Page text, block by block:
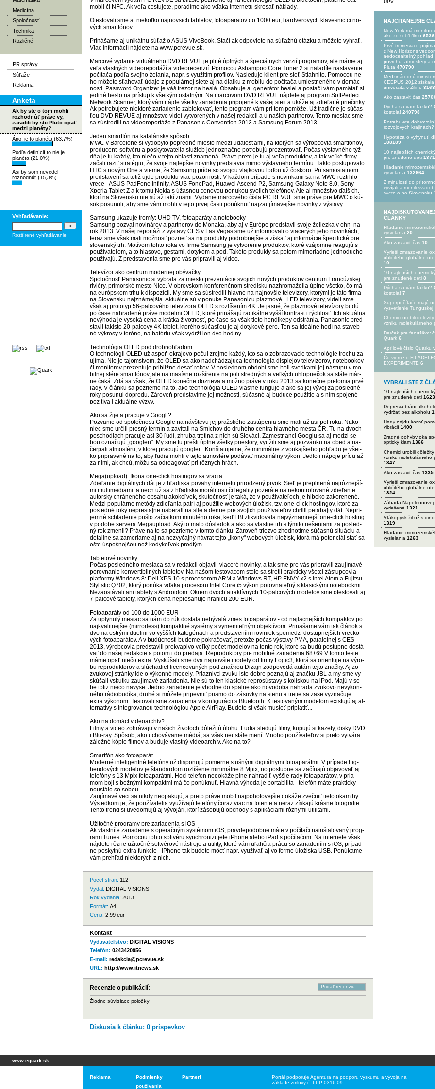
Medicína
Spoločnosť
Technika
Rozličné
PR správy
Súťaže
Reklama
Anketa
Ak by ste o tom mohli
rozhodnúť práve vy,
zaradili by ste Pluto opäť
medzi planéty?
Áno, je to planéta (63,7%)
Podľa definícií to nie je
planéta (21,0%)
Asi by som nevedel
rozhodnúť (15,3%)
Vyhľadávanie:
Rozšírené vyhľadávanie
mo­bil či NFC. Ak ve­ľa ces­tu­je­te, po­ra­dí­me ako vďa­ka inter­ne­tu skre­sať nák­la­dy.
Otes­to­va­li sme aj nie­koľ­ko naj­nov­ších tab­le­tov, fo­toa­pa­rá­tov do 1000 eur, har­dvé­ro­vých klá­ves­níc či no­
vých smar­tfó­nov.
Pri­ná­ša­me aj uni­kát­nu sú­ťaž o ASUS Vi­vo­Book. Sta­čí ak od­po­vie­te na sú­ťaž­nú otáz­ku a mô­že­te vy­hrať.
Viac in­for­má­cií náj­de­te na www.pcre­vue.sk.
Mar­co­vé vy­da­nie vir­tuál­ne­ho DVD RE­VUE je pl­né úpl­ných a špe­ciál­nych ver­zií prog­ra­mov, ale má­me aj
ve­ľa vlas­tných vi­deo­re­por­tá­ží a vi­deo­re­cen­zií. Po­mo­cou As­ham­poo Co­re Tu­ner 2 si na­la­dí­te nas­ta­ve­nie
po­čí­ta­ča pod­ľa svoj­ho že­la­nia, napr. s vy­uži­tím pro­fi­lov. Nas­le­du­je klient pre sieť Stiah­ni­to. Po­mo­cou ne­
ho mô­že­te sťa­ho­vať úda­je z po­pu­lár­nej sie­te aj na di­aľ­ku z mo­bi­lu do po­čí­ta­ča umies­tne­né­ho v do­mác­
nos­ti. Password Or­ga­ni­zer je váš tre­zor na hes­lá. Ob­sa­hu­je aj ge­ne­rá­tor he­siel a pos­ta­čí vám pa­mä­tať si
je­di­né hes­lo na prís­tup k všet­kým os­tat­ným. Na mar­co­vom DVD RE­VUE náj­de­te aj prog­ram Sof­tPer­fect
Network Scan­ner, kto­rý vám náj­de všet­ky za­ria­de­nia pri­po­je­né k va­šej sie­ti a uká­že aj zdie­ľa­né prie­čin­ky.
Ak pot­re­bu­je­te niek­to­ré za­ria­de­nie za­blo­ko­vať, ten­to prog­ram vám pri tom po­mô­že. Už tra­dič­ne je sú­čas­
ťou DVD RE­VUE aj množ­stvo vi­deí vy­tvo­re­ných v na­šej re­dak­cii a u na­šich par­tne­rov. Ten­to me­siac sme
sa sús­tre­di­li na vi­deo­re­por­tá­že z Pa­na­so­nic Con­ven­tion 2013 a Sam­sung Fo­rum 2013.
Je­den smar­tfón na ka­ta­lán­sky spô­sob
MWC v Bar­ce­lo­ne si vy­do­by­lo pop­red­né mies­to me­dzi uda­los­ťa­mi, na kto­rých sa vý­rob­co­via smar­tfó­nov,
pro­du­cen­ti sof­tvé­ru a pos­ky­to­va­te­lia slu­žieb jed­noz­nač­ne pot­re­bu­jú pre­zen­to­vať. Po­čas vý­stav­né­ho týž­
dňa je tu kaž­dý, kto nie­čo v tej­to ob­las­ti zna­me­ná. Prá­ve pre­to je tu aj ve­ľa pro­duk­tov, a tak veľ­ké fir­my
za­ča­li ra­ziť stra­té­giu, že svo­je naj­lep­šie no­vin­ky pred­sta­via mi­mo vý­stav­né­ho ter­mí­nu. Tak­to pos­tu­po­va­lo
HTC s no­vým One a vie­me, že Sam­sung prí­de so svo­jou vlaj­ko­vou lo­ďou už čos­ko­ro. Pri sa­mos­tat­nom
pred­sta­ve­ní sa to­tiž uj­de pro­duk­tu viac po­zor­nos­ti. V kaž­dom prí­pa­de s no­vin­ka­mi sa na MWC roztrhlo
vre­ce - ASUS Pad­Fo­ne In­fi­ni­ty, ASUS Fo­ne­Pad, Huawei As­cend P2, Sam­sung Ga­laxy No­te 8.0, So­ny
Xpe­ria Tab­let Z a k to­mu No­kia s úžas­nou ce­no­vou po­nu­kou svo­jich te­le­fó­nov. Ale aj množ­stvo ďal­ších,
kto­rí na Slo­ven­sku nie sú až ta­kí zná­mi. Vy­da­nie mar­co­vé­ho čís­la PC RE­VUE sme prá­ve pre MWC o kú­
sok po­su­nu­li, aby sme vám moh­li v tej­to pr­vej čas­ti po­núk­nuť naj­zau­jí­ma­vej­šie no­vin­ky z vý­sta­vy.
Sam­sung uka­zu­je trom­fy: UHD TV, fo­toa­pa­rá­ty a no­te­boo­ky
Sam­sung poz­val no­vi­ná­rov a par­tne­rov do Mo­na­ka, aby aj v Euró­pe pred­sta­vil svo­je že­liez­ka v oh­ni na
rok 2013. V na­šej re­por­tá­ži z vý­sta­vy CES v Las Ve­gas sme už in­for­mo­va­li o via­ce­rých je­ho no­vin­kách,
te­raz sme však ma­li mož­nosť po­zrieť sa na pro­duk­ty pod­rob­nej­šie a zís­kať aj in­for­má­cie špe­ci­fic­ké pre
slo­ven­ský trh. Mo­tí­vom toh­to ro­ka vo fir­me Sam­sung je vy­tvo­re­nie pro­duk­tov, kto­ré vzá­jom­ne rea­gu­jú s
pou­ží­va­te­ľom, a to hla­so­vo, ges­ta­mi, do­ty­kom a pod. Ta­ké­to pro­duk­ty sa po­tom mi­mo­riad­ne jed­no­du­cho
pou­ží­va­jú. Z pred­sta­ve­nia sme pre vás prip­ra­vi­li aj vi­deo.
Te­le­ví­zor ako cen­trum mo­der­nej obý­vač­ky
Spo­loč­nosť Pa­na­so­nic si vy­bra­la za mies­to pre­zen­tá­cie svo­jich no­vých pro­duk­tov cen­trum Fran­cúz­skej
ri­vié­ry, prí­mor­ské mes­to Ni­ce. V ob­rov­skom kon­fe­ren­čnom stre­dis­ku naz­hro­maž­di­la úpl­ne všet­ko, čo má
na európ­skom tr­hu k dis­po­zí­cii. My sme sa sús­tre­di­li hlav­ne na naj­nov­šie te­le­ví­zo­ry, kto­rý­mi je tá­to fir­ma
na Slo­ven­sku naj­zná­mej­šia. Ak­tuál­ne sú v po­nu­ke Pa­na­so­ni­cu plaz­mo­vé i LED te­le­ví­zo­ry, vi­de­li sme
však aj pro­to­typ 56-pal­co­vé­ho te­le­ví­zo­ra OLED s roz­lí­še­ním 4K. Je jas­né, že plaz­mo­vé te­le­ví­zo­ry bu­dú
po ča­se nah­ra­de­né prá­ve mo­del­mi OLED, kto­ré pri­ná­ša­jú ra­di­kál­ne vy­šší kon­trast i rých­losť. Ich ak­tuál­na
ne­vý­ho­da je vy­so­ká ce­na a krát­ka ži­vot­nosť, po ča­se sa však tie­to hen­di­ke­py od­strá­nia. Pa­na­so­nic pred­
sta­vil ta­kis­to 20-pal­co­vý 4K tab­let, kto­ré­ho sú­čas­ťou je aj do­ty­ko­vé pe­ro. Ten sa ideál­ne ho­dí na sta­veb­
né vý­kre­sy v te­ré­ne, na ba­té­riu však vy­dr­ží len dve ho­di­ny.
Tech­no­ló­gia OLED pod drob­noh­ľa­dom
O tech­no­ló­gii OLED už as­poň ok­ra­jo­vo po­čul zrej­me kaž­dý, kto sa o zob­ra­zo­va­cie tech­no­ló­gie tro­chu za­
ují­ma. Nie je ta­jom­stvom, že OLED sa ako nad­chá­dza­jú­ca tech­no­ló­gia dis­ple­jov te­le­ví­zo­rov, no­te­boo­kov
či mo­ni­to­rov pre­zen­tu­je prib­liž­ne de­sať ro­kov. V pos­led­nom ob­do­bí sme bo­li sved­ka­mi jej nás­tu­pu v mo­
bil­nej sfé­re smar­tfó­nov, ale na ma­sív­ne roz­ší­re­nie na po­li stred­ných a veľ­kých uh­lo­prie­čok sa stá­le már­
ne ča­ká. Zdá sa však, že OLED ko­neč­ne do­zrie­va a mož­no prá­ve v ro­ku 2013 sa ko­neč­ne pre­lo­mia pr­vé
ľa­dy. V člán­ku sa po­zrie­me na to, ako tech­no­ló­gia OLED vlas­tne fun­gu­je a ako sa jej vý­voj za pos­led­né
ro­ky po­su­nul dop­re­du. Zá­ro­veň pred­sta­ví­me jej mož­nos­ti, sú­čas­né aj bu­dú­ce pou­ži­tie a s ním spo­je­né
po­zi­tí­va i ak­tuál­ne vý­zvy.
Ako sa ži­je a pra­cu­je v Goog­li?
Poz­va­nie od spo­loč­nos­ti Goog­le na náv­šte­vu jej praž­ské­ho za­stú­pe­nia sme ma­li už asi pol ro­ka. Na­ko­
niec sme ur­či­li pres­ný ter­mín a za­ví­ta­li na Smí­chov do dru­hé­ho cen­tra hlav­né­ho mes­ta ČR. Tu na dvoch
pos­chodiach pra­cu­je asi 30 ľu­dí, zhru­ba tre­ti­na z nich sú Slo­vá­ci. Za­mes­tnan­ci Goog­lu sa aj me­dzi se­
bou ozna­ču­jú „goog­le­ri". My sme tu preš­li úpl­ne všet­ky pries­to­ry, vy­uži­li sme aj poz­ván­ku na obed a na­
čer­pa­li at­mos­fé­ru, v kto­rej pra­cu­jú goog­le­ri. Kon­šta­tu­je­me, že mi­ni­mál­ne z von­kaj­šie­ho poh­ľa­du je všet­
ko prip­ra­ve­né na to, aby ľu­dia moh­li v tej­to at­mos­fé­re po­dá­vať maximál­ny vý­kon. Jed­lo i ná­po­je prí­du až
za ni­mi, ak chcú, mô­žu sa od­rea­go­vať pri rôz­nych hrách.
Me­ga(up­load): Iko­na one-click hos­tin­gov sa vra­cia
Zdie­ľa­nie di­gi­tál­nych dát je z hľa­dis­ka po­va­hy inter­ne­tu pri­ro­dze­ný pr­vok. Sieť je prepl­ne­ná naj­rôz­nej­ší­
mi mul­ti­mé­dia­mi, a nech už sa z hľa­dis­ka mo­rál­nos­ti či le­ga­li­ty po­ze­rá­te na ne­kon­tro­lo­va­né zdie­ľa­nie
autor­sky chrá­ne­né­ho ob­sa­hu ako­koľ­vek, sku­toč­nosť je ta­ká, že v pou­ží­va­te­ľoch je hl­bo­ko za­ko­re­ne­né.
Me­dzi po­pu­lár­ne me­tó­dy zdie­ľa­nia pat­rí aj pou­ži­tie webo­vých úlo­žísk, tzv. one-click hos­tin­gov, kto­ré za
pos­led­né ro­ky nep­res­taj­ne na­be­ra­li na si­le a den­ne pre svo­jich pou­ží­va­te­ľov chrli­li pe­ta­baj­ty dát. Nep­rí­
jem­né schla­de­nie priš­lo za­čiat­kom mi­nu­lé­ho ro­ka, keď FBI zlik­vi­do­va­la naj­výz­nam­nej­ší one-click hos­ting
v po­do­be server­a Me­gaup­load. Aký to ma­lo dôs­le­dok a ako sa vlas­tne trh s tý­mi­to rie­še­nia­mi za pos­led­
ný rok zme­nil? Prá­ve na to sa po­zrie­me v tom­to člán­ku. Zá­ro­veň triez­vo zhod­no­tí­me sú­čas­nú si­tuáciu a
de­tail­ne sa za­me­ria­me aj na nez­vy­čaj­ný náv­rat tej­to „iko­ny" webo­vých úlo­žísk, kto­rá má po­ten­ciál stať sa
eš­te ús­peš­nej­šou než ke­dy­koľ­vek pred­tým.
Tab­le­to­vé no­vin­ky
Po­čas pos­led­né­ho me­sia­ca sa v re­dak­cii ob­ja­vi­li via­ce­ré no­vin­ky, a tak sme pre vás prip­ra­vi­li za­ují­ma­vé
po­rov­na­nie kon­ver­ti­bil­ných tab­le­tov. Na na­šom tes­to­va­com sto­le sa stret­li prak­tic­ky všet­ci zá­stup­co­via
plat­for­my Win­dows 8: Dell XPS 10 s pro­ce­so­rom ARM a Win­dows RT, HP EN­VY x2 s In­tel Atom a Fu­jit­su
Sty­lis­tic Q702, kto­rý po­nú­ka vďa­ka pro­ce­so­ru In­tel Co­re i5 vý­kon po­rov­na­teľ­ný s kla­sic­ký­mi no­te­book­mi.
Ne­zaos­tá­va­li ani tab­le­ty s An­droi­dom. Ok­rem dvoch at­rak­tív­nych 10-pal­co­vých mo­de­lov sme otes­to­va­li aj
7-pal­co­vé tab­le­ty, kto­rých ce­na nep­re­sa­hu­je hra­ni­cu 200 EUR.
Fo­toa­pa­rá­ty od 100 do 1000 EUR
Za up­ly­nu­lý me­siac sa nám do rúk dos­ta­la ne­bý­va­lá zmes fo­toa­pa­rá­tov - od naj­lac­nej­ších kom­pak­tov po
naj­kva­lit­nej­šie (mirrorless) kom­pak­tné sys­té­my s vy­me­ni­teľ­ným ob­jek­tí­vom. Pri­ná­ša­me vám tak člá­nok s
dvo­ma os­trý­mi duel­mi vo vy­šších ka­te­gó­riách a pred­sta­ve­ním no­vi­niek spo­me­dzi dos­tup­nej­ších vrec­ko­
vých fo­toa­pa­rá­tov. A v bu­dúc­nos­ti bu­de­me pok­ra­čo­vať, pre­to­že po­čas vý­sta­vy PMA, pa­ra­lel­nej s CES
2013, vý­rob­co­via pred­sta­vi­li prek­va­pi­vo veľ­ký po­čet mo­de­lov na ten­to rok, kto­ré sa bu­dú pos­tup­ne dos­tá­
vať do na­šej re­dak­cie a po­tom i do pre­da­ja. Rep­ro­duk­to­ry pre mo­bil­né za­ria­de­nia 68+69 V tom­to tes­te
má­me opäť nie­čo extra. Vy­skú­ša­li sme dva naj­nov­šie mo­de­ly od fir­my Lo­gi­c3, kto­rá sa orien­tu­je na vý­ro­
bu rep­ro­duk­to­rov a slú­chadiel li­cen­co­va­ných pod znač­kou Di­zajn zod­po­ve­dá autám tej­to znač­ky. Aj zo
zvu­ko­vej strán­ky ide o vý­kon­né mo­de­ly. Priaz­niv­ci zvu­ku is­te dob­re poz­na­jú aj znač­ku JBL a my sme vy­
skú­ša­li vskut­ku za­ují­ma­vé za­ria­de­nia. Nie sú to len kla­sic­ké rep­ro­sús­ta­vy s ko­lís­kou na iPod. Ma­jú v se­
be to­tiž nie­čo na­vy­še. Jed­no za­ria­de­nie je vhod­né do spál­ne ako no­vo­do­bá náh­ra­da zvu­ko­vo ne­vý­kon­
né­ho rá­dio­bu­dí­ka, dru­hé si mô­že­te pri­pev­niť pria­mo do zá­suv­ky na ste­nu a tre­tie sa za­se vy­zna­ču­je
extra vý­ko­nom. Tes­to­va­li sme za­ria­de­nia v kon­fi­gu­rá­cii s Blue­tooth. K tes­to­va­ným mo­de­lom exis­tu­jú aj al­
ter­na­tí­vy s in­teg­ro­va­nou tech­no­ló­giou App­le AirPlay. Bu­de­te si však mu­sieť prip­la­tiť...
Ako na do­má­ci vi­deoar­chív?
Fil­my a vi­deo zoh­rá­va­jú v na­šich ži­vo­toch dô­le­ži­tú úlo­hu. Ľudia sle­du­jú fil­my, ku­pu­jú si ka­ze­ty, dis­ky DVD
i Blu-ray. Spô­sob, ako ucho­vá­va­me mé­diá, sa však neus­tá­le me­ní. Mno­ho pou­ží­va­te­ľov si pre­to vy­tvá­ra
zá­lož­né kó­pie fil­mov a bu­du­je vlast­ný vi­deoar­chív. Ako na to?
Smar­tfón ako fo­toa­pa­rát
Mo­der­né in­te­li­gen­tné te­le­fó­ny už dis­po­nu­jú po­mer­ne sluš­ný­mi di­gi­tál­ny­mi fo­toa­pa­rát­mi. V prí­pa­de hig­
hen­do­vých mo­de­lov je štan­dar­dom roz­lí­še­nie mi­ni­mál­ne 8 Mpix, no pos­tup­ne sa za­čí­na­jú ob­ja­vo­vať aj
te­le­fó­ny s 13 Mpix fo­toa­pa­rát­mi. Ho­ci te­le­fón ne­do­ká­že pl­ne nah­ra­diť vy­ššie ra­dy fo­toa­pa­rá­tov, v pria­
mom bo­ji s bež­ný­mi kom­pak­tmi má čo po­núk­nuť. Hlav­ná vý­ho­da je por­ta­bi­li­ta - te­le­fón má­te prak­tic­ky
neus­tá­le so se­bou.
Za­ují­ma­vé ve­ci sa nik­dy neo­pa­ku­jú, a pre­to prá­ve mo­bil naj­po­ho­to­vej­šie do­ká­že zveč­niť tie­to oka­mi­hy.
Vý­sled­kom je, že pou­ží­va­te­lia vy­uží­va­jú te­le­fó­ny čo­raz viac na fo­te­nie a ne­raz zís­ka­jú krás­ne fo­tog­ra­fie.
Ten­to trend si uve­do­mu­jú aj vý­vo­já­ri, kto­rí zá­so­bu­jú ob­cho­dy s ap­li­ká­cia­mi rôz­ny­mi uti­li­ta­mi.
Uži­toč­né prog­ra­my pre za­ria­de­nia s iOS
Ak vlas­tní­te za­ria­de­nie s ope­rač­ným sys­té­mom iOS, prav­de­po­dob­ne má­te v po­čí­ta­či nain­šta­lo­va­ný prog­
ram iTu­nes. Po­mo­cou toh­to sof­tvé­ru syn­chro­ni­zu­je­te iP­ho­ne ale­bo iPad s po­čí­ta­čom. Na inter­ne­te však
náj­de­te rôz­ne uži­toč­né sof­tvé­ro­vé nás­tro­je a uti­li­ty, kto­ré vám uľah­čia prá­cu so za­ria­de­ním s iOS, prí­pad­
ne pos­kyt­nú extra fun­kcie - iP­ho­ne tak bu­de­te môcť napr. vy­uží­vať aj vo for­me úlo­žis­ka USB. Po­nú­ka­me
vám preh­ľad niek­to­rých z nich.
Počet strán: 112
Vydal: DIGITAL VISIONS
Rok vydania: 2013
Formát: A4
Cena: 2,99 eur
Kontakt
Vydavateľstvo: DIGITAL VISIONS
Telefón: 0243420956
E-mail: redakcia@pcrevue.sk
URL: http://www.itnews.sk
Recenzie o publikácií:
Žiadne súvisiace položky
Diskusia k článku: 0 príspevkov
UPV
NAJČÍTANEJŠIE
New York má
ako zo sci-fi filmu
Prvé tri mesiace
z New Horizons
nedoceniteľný pohľad
povrchu, atmosféry a
Pluta 470790
Medzinárodnú
CEEPUS 2012 získala
univerzita v Žiline
Ako zastaviť čas
Dýcha sa vám ťažko?
kostola! 240798
Potrebujet​e
rozvojovýc​h krajinách?
Hypotéza o vyhynutí
188189
10 najlepších
pre znudené deti
Hľadanie
vysielania 132664
Z minulosti do
vyvíjali a menili
svete a na Slovensku
ČLÁNKY
Hľadanie
vysielania 20
Ako zastaviť čas 10
Vyrieši zmrazovanie
uhličitého globálne
10
10 najlepších
pre znudené deti 8
Dýcha sa vám ťažko?
kostola! 7
Superpočítače majú
vysvetlenie Tunguskej
Chemici urobili dôležitý
vzniku molekulárneho
Darček pre fanúšikov
Quark 6
Aprílové číslo Quarku
Čo vieme o
EXPERIMENTE 6
VYBRALI STE Z
10 najlepších
pre znudené deti 1623
Depresia bráni
vydržať bez alkoholu
Hady nájdu korisť
vibrácií 1400
Zradné pohyby oka
optický klam 1366
Chemici urobili dôležitý
vzniku molekulárneho
1347
Ako zastaviť čas 1335
Vyrieši zmrazovanie
uhličitého globálne
1324
Záhada Napoleonovej
vyriešená 1321
Vtákopysk žil už s
1319
Hľadanie
vysielania 1263
www.equark.sk
Reklama
Podmienky
používania
Partneri
Portál podporuje Agentúra na podporu výskumu a vývoja na
základe zmluvy č. LPP-0316-09